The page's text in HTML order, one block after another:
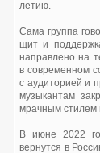
летию.
Сама группа
щит и
направлено на
в современном
с аудиторией и
музыкантам
мрачным стилем
В июне 2022
вернутся в